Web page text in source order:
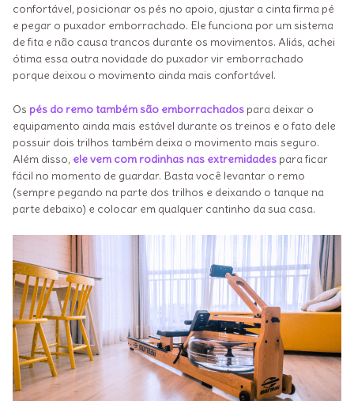
confortável, posicionar os pés no apoio, ajustar a cinta firma pé
e pegar o puxador emborrachado. Ele funciona por um sistema
de fita e não causa trancos durante os movimentos. Aliás, achei
ótima essa outra novidade do puxador vir emborrachado
porque deixou o movimento ainda mais confortável.
Os pés do remo também são emborrachados para deixar o
equipamento ainda mais estável durante os treinos e o fato dele
possuir dois trilhos também deixa o movimento mais seguro.
Além disso, ele vem com rodinhas nas extremidades para ficar
fácil no momento de guardar. Basta você levantar o remo
(sempre pegando na parte dos trilhos e deixando o tanque na
parte debaixo) e colocar em qualquer cantinho da sua casa.